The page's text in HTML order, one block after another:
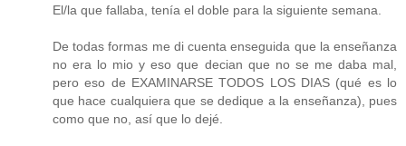
El/la que fallaba, tenía el doble para la siguiente semana.
De todas formas me di cuenta enseguida que la enseñanza
no era lo mio y eso que decian que no se me daba mal,
pero eso de EXAMINARSE TODOS LOS DIAS (qué es lo
que hace cualquiera que se dedique a la enseñanza), pues
como que no, así que lo dejé.